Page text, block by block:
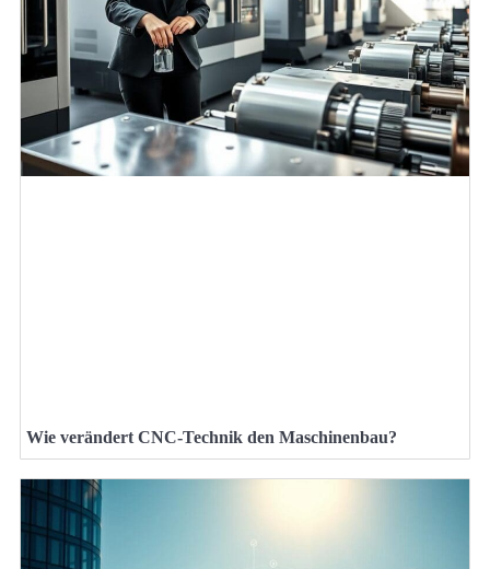
Wie verändert CNC-Technik den Maschinenbau?